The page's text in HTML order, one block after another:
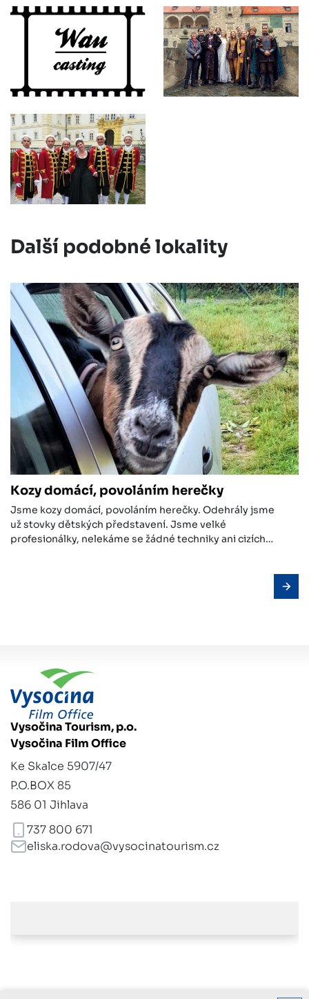
Další podobné lokality
Kozy domácí, povoláním herečky
Jsme kozy domácí, povoláním herečky. Odehrály jsme
už stovky dětských představení. Jsme velké
profesionálky, nelekáme se žádné techniky ani cizích…
Vysočina Tourism, p.o.
Vysočina Film Office
737 800 671
eliska.rodova@vysocinatourism.cz
Ke Skalce 5907/47
P.O.BOX 85
586 01 Jihlava